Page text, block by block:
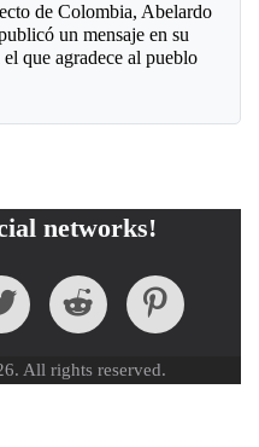
de Colombia, Abelardo
un mensaje en su
que agradece al pueblo
networks!
All rights reserved.